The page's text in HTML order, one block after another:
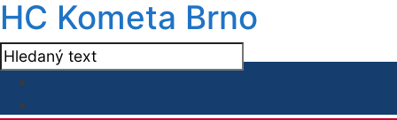
HC Kometa Brno